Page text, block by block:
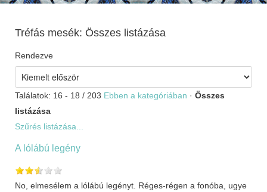
Tréfás mesék: Összes listázása
Rendezve
Találatok: 16 - 18 / 203 Ebben a kategóriában · Összes
listázása
Szűrés listázása...
A lólábú legény
No, elmesélem a lólábú legényt. Réges-régen a fonóba, ugye